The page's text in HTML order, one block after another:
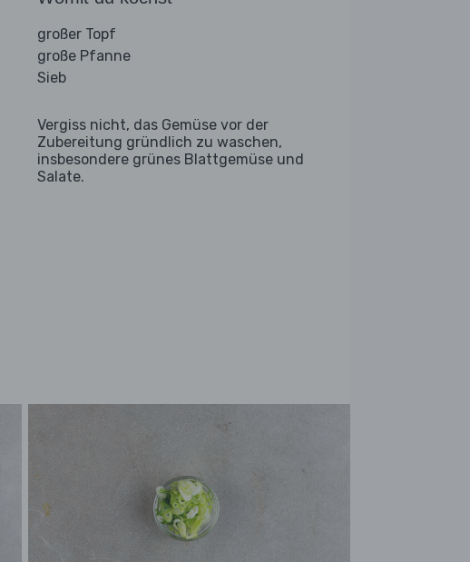
großer Topf
große Pfanne
Sieb
Vergiss nicht, das Gemüse vor der
Zubereitung gründlich zu waschen,
insbesondere grünes Blattgemüse und
Salate.